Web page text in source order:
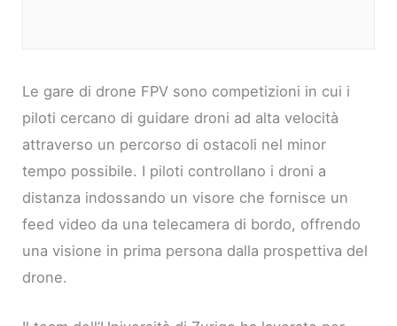
Le gare di drone FPV sono competizioni in cui i
piloti cercano di guidare droni ad alta velocità
attraverso un percorso di ostacoli nel minor
tempo possibile. I piloti controllano i droni a
distanza indossando un visore che fornisce un
feed video da una telecamera di bordo, offrendo
una visione in prima persona dalla prospettiva del
drone.